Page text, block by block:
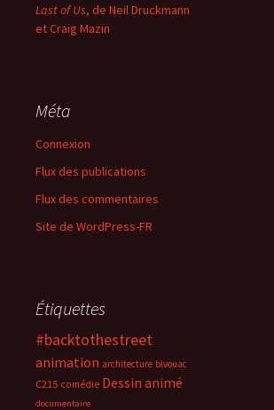
Last of Us, de Neil Druckmann
et Craig Mazin
Méta
Connexion
Flux des publications
Flux des commentaires
Site de WordPress-FR
Étiquettes
#backtothestreet
animation architecture bivouac
C215 comédie Dessin animé
documentaire